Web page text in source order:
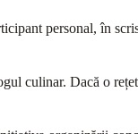
personal, în
culinar. Dacă o